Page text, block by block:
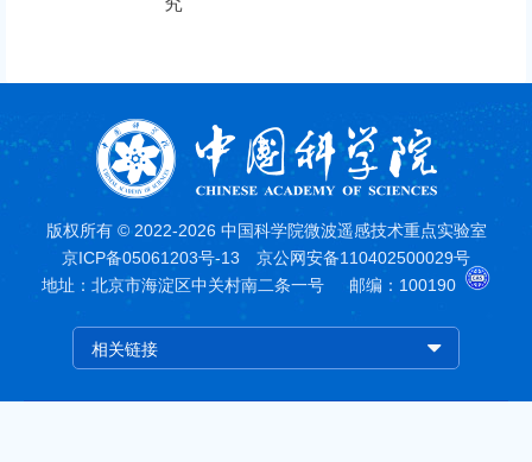
版权所有 © 2022-2026 中国科学院微波遥感技术重点实验室
京ICP备05061203号-13
京公网安备110402500029号
地址：北京市海淀区中关村南二条一号
邮编：100190
相关链接